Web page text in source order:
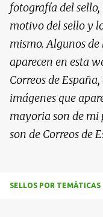
fotografía del
motivo del sello y
mismo. Algunos de
aparecen en esta
Correos de
imágenes que
mayoria son de mi
son de Correos de
SELLOS POR TEMÁTICAS